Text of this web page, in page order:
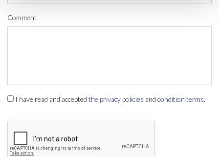
Comment
I have read and accepted the privacy policies and condition terms.